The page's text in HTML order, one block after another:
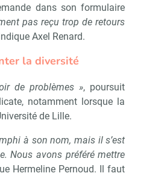
dans son formulaire
pas reçu trop de retours
Axel Renard.
la diversité
de problèmes », poursuit
notamment lorsque la
de Lille.
à son nom, mais il s’est
Nous avons préféré mettre
Hermeline Pernoud. Il faut